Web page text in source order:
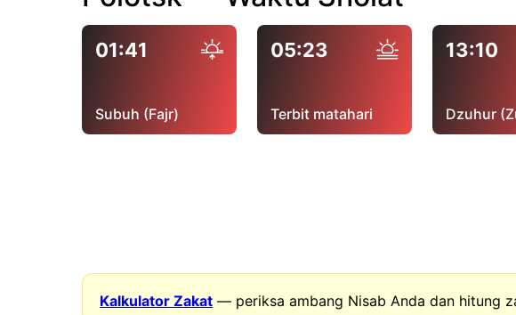
01:41
Subuh (Fajr)
05:23
Terbit matahari
13:10
Dzuhur
Kalkulator Zakat — periksa ambang Nisab Anda dan hitung